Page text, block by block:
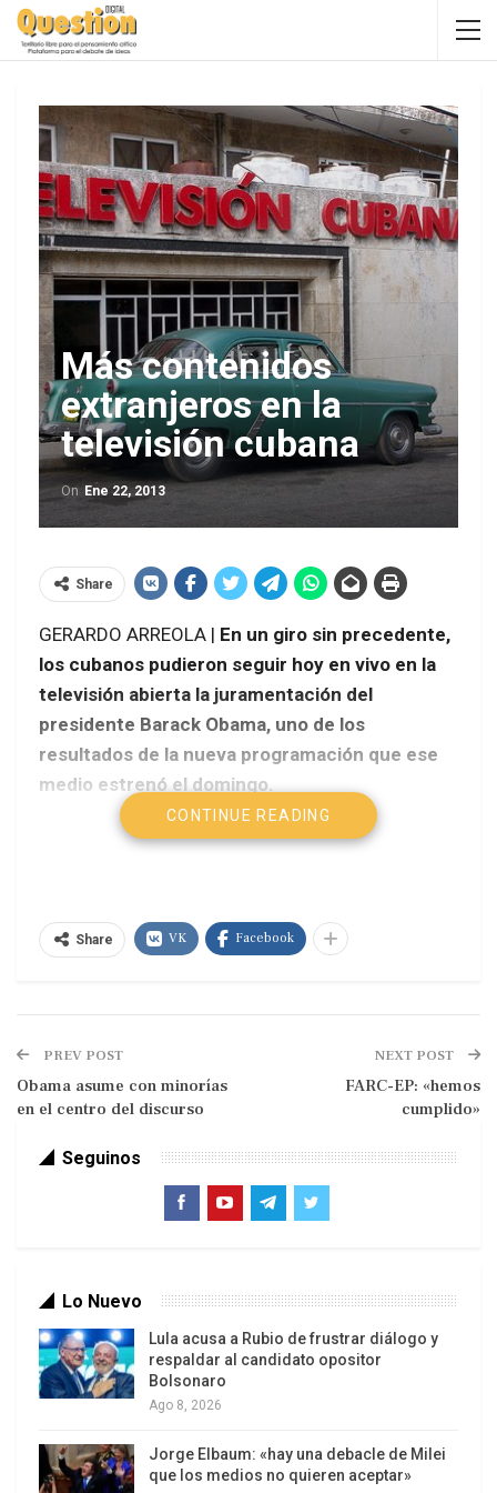
Más contenidos
extranjeros en la
televisión cubana
On Ene 22, 2013
Share
GERARDO ARREOLA | En un giro sin precedente,
los cubanos pudieron seguir hoy en vivo en la
televisión abierta la juramentación del
presidente Barack Obama, uno de los
resultados de la nueva programación que ese
medio estrenó el domingo.
La Jornada
Bajo una crítica creciente en los últimos años, la
televisión cubana realizó una nueva
restructuración, esta vez con más contenidos
desde Venezuela.
El domingo el público pudo seguir un maratón de
cine y una transmisión diferida de un partido del
beisbol venezolano, dos novedades en la parrilla.
Un canal estuvo reservado sólo para música, en
su mayor parte de factura nacional, en una
CONTINUE READING
Share VK Facebook
PREV POST
Obama asume con minorías
en el centro del discurso
NEXT POST
FARC-EP: «hemos
cumplido»
Seguinos
Lo Nuevo
Lula acusa a Rubio de frustrar diálogo y
respaldar al candidato opositor
Bolsonaro
Ago 8, 2026
Jorge Elbaum: «hay una debacle de Milei
que los medios no quieren aceptar»